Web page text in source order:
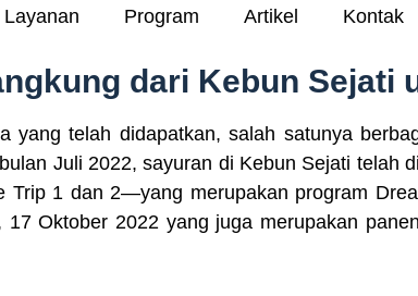
Layanan Program Artikel Kontak
dari Kebun Sejati
telah didapatkan, salah satunya
Juli 2022, sayuran di Kebun Sejati telah
1 dan 2—yang merupakan program
Oktober 2022 yang juga merupakan